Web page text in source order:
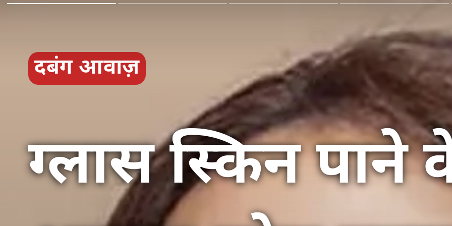
दबंग आवाज़
ग्लास स्किन पाने